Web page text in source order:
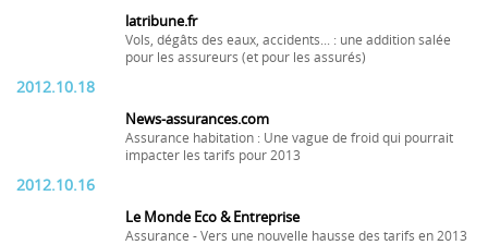
latribune.fr
Vols, dégâts des eaux, accidents... : une addition salée
pour les assureurs (et pour les assurés)
2012.10.18
News-assurances.com
Assurance habitation : Une vague de froid qui pourrait
impacter les tarifs pour 2013
2012.10.16
Le Monde Eco & Entreprise
Assurance - Vers une nouvelle hausse des tarifs en 2013